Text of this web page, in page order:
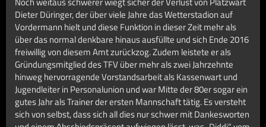
Dieter Düringer, der über viele Jahre das Wetterstadion auf
Vordermann hielt und diese Funktion in dieser Zeit mehr als
über das normal denkbare hinaus ausfüllte und sich Ende 2016
freiwillig von diesem Amt zurückzog. Zudem leistete er als
Gründungsmitglied des TFV über mehr als zwei Jahrzehnte
hinweg hervorragende Vorstandsarbeit als Kassenwart und
Jugendleiter in Personalunion und war Mitte der 80er sogar ein
gutes Jahr als Trainer der ersten Mannschaft tätig. Es versteht
sich von selbst, dass sich all dies nur schwer mit Dankesworten